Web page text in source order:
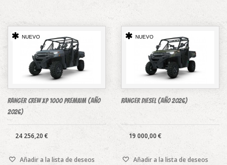
NUEVO
RANGER CREW XP 1000 PREMIUM (Año
2026)
24 256,20 €
Añadir a la lista de deseos
NUEVO
RANGER DIESEL (Año 2026)
19 000,00 €
Añadir a la lista de deseos